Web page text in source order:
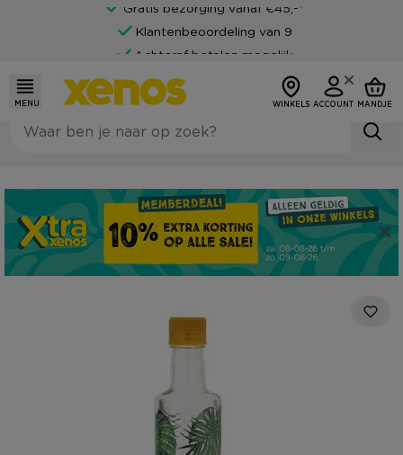
Gratis bezorging vanaf €45,-*
Klantenbeoordeling van 9
Achteraf betalen mogelijk
MENU WINKELS ACCOUNT MANDJE